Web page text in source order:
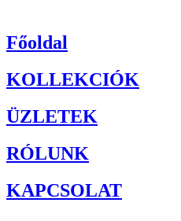
Főoldal
KOLLEKCIÓK
ÜZLETEK
RÓLUNK
KAPCSOLAT